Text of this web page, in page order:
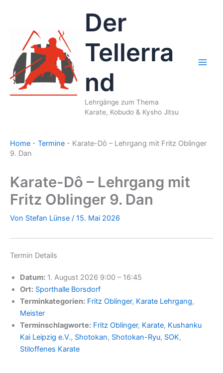
Der
Tellerra
nd
Lehrgänge zum Thema
Karate, Kobudo & Kysho Jitsu
Home - Termine - Karate-Dô – Lehrgang mit Fritz Oblinger
9. Dan
Karate-Dô – Lehrgang mit
Fritz Oblinger 9. Dan
Von Stefan Lünse / 15. Mai 2026
Termin Details
Datum: 1. August 2026 9:00 – 16:45
Ort: Sporthalle Borsdorf
Terminkategorien: Fritz Oblinger, Karate Lehrgang,
Meister
Terminschlagworte: Fritz Oblinger, Karate, Kushanku
Kai Leipzig e.V., Shotokan, Shotokan-Ryu, SOK,
Stiloffenes Karate